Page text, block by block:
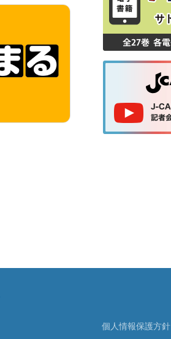
個人情報保護方針